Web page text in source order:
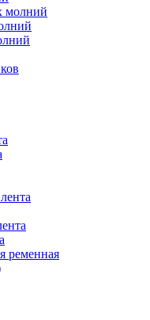
молний
ременная